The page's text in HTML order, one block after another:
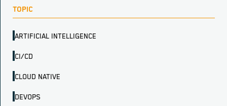
TOPIC
ARTIFICIAL INTELLIGENCE
CI/CD
CLOUD NATIVE
DEVOPS